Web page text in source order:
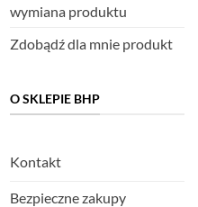
wymiana produktu
Zdobądź dla mnie produkt
O SKLEPIE BHP
Kontakt
Bezpieczne zakupy